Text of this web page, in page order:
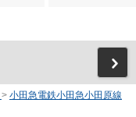
> 小田急電鉄小田急小田原線